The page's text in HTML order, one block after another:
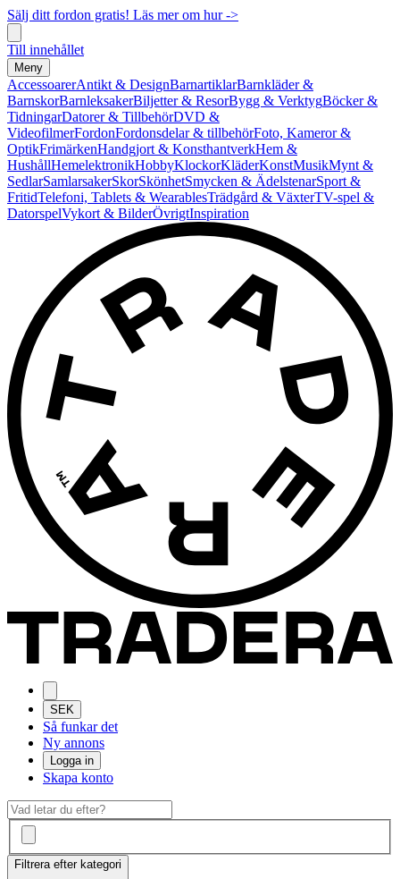
Sälj ditt fordon gratis! Läs mer om hur ->
Till innehållet
Meny
AccessoarerAntikt & DesignBarnartiklarBarnkläder &
BarnskorBarnleksakerBiljetter & ResorBygg & VerktygBöcker &
TidningarDatorer & TillbehörDVD &
VideofilmerFordonFordonsdelar & tillbehörFoto, Kameror &
OptikFrimärkenHandgjort & KonsthantverkHem &
HushållHemelektronikHobbyKlockorKläderKonstMusikMynt &
SedlarSamlarsakerSkorSkönhetSmycken & ÄdelstenarSport &
FritidTelefoni, Tablets & WearablesTrädgård & VäxterTV-spel &
DatorspelVykort & BilderÖvrigtInspiration
SEK
Så funkar det
Ny annons
Logga in
Skapa konto
Filtrera efter kategori